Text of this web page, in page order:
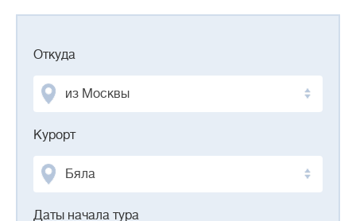
Откуда
из Москвы
Курорт
Бяла
Даты начала тура